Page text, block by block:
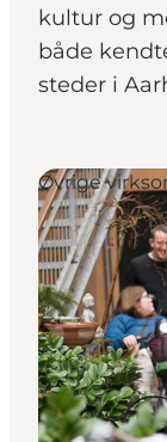
kultur og
både
steder i
Øvrige